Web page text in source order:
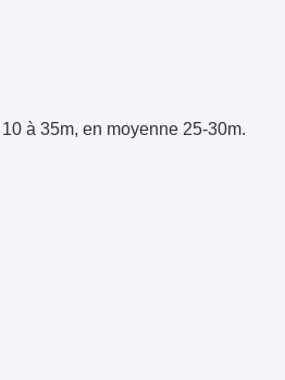
à 35m, en moyenne 25-30m.